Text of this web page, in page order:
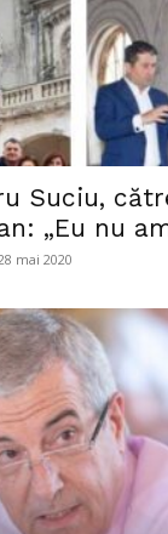
Suciu,
„Eu nu
mai 2020